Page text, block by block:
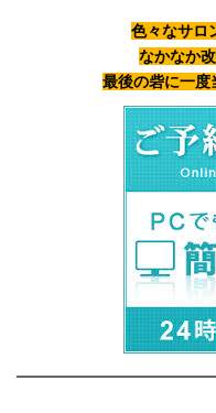
色々なサロ
なかなか
最後の砦に一